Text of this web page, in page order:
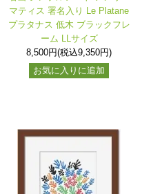
マティス 署名入り Le Platane
プラタナス 低木 ブラックフレ
ーム LLサイズ
8,500円(税込9,350円)
お気に入りに追加